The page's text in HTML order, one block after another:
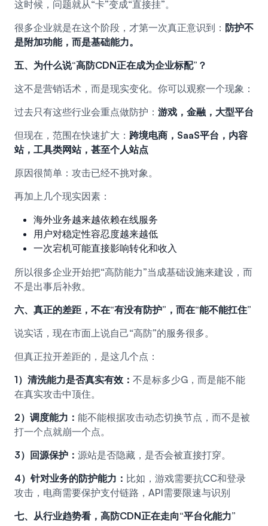
这时候，问题就从“卡”变成“直接挂”。
很多企业就是在这个阶段，才第一次真正意识到： 防护不
是附加功能，而是基础能力。
五、为什么说“高防CDN正在成为企业标配”？
这不是营销话术，而是现实变化。你可以观察一个现象：
过去只有这些行业会重点做防护： 游戏，金融，大型平台
但现在，范围在快速扩大： 跨境电商，SaaS平台，内容
站，工具类网站，甚至个人站点
原因很简单：攻击已经不挑对象。
再加上几个现实因素：
海外业务越来越依赖在线服务
用户对稳定性容忍度越来越低
一次宕机可能直接影响转化和收入
所以很多企业开始把“高防能力”当成基础设施来建设，而
不是出事后补救。
六、真正的差距，不在“有没有防护”，而在“能不能扛住”
说实话，现在市面上说自己“高防”的服务很多。
但真正拉开差距的，是这几个点：
1）清洗能力是否真实有效： 不是标多少G，而是能不能
在真实攻击中顶住。
2）调度能力： 能不能根据攻击动态切换节点，而不是被
打一个点就崩一个点。
3）回源保护： 源站是否隐藏，是否会被直接打穿。
4）针对业务的防护能力： 比如，游戏需要抗CC和登录
攻击，电商需要保护支付链路，API需要限速与识别
七、从行业趋势看，高防CDN正在走向“平台化能力”